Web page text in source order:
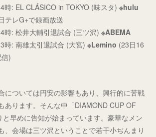
時: EL CLÁSICO in TOKYO (味スタ) ※hulu
テレG+で録画放送
時: 松井大輔引退試合 (三ツ沢) ※ABEMA
時: 南雄太引退試合 (大宮) ※Lemino (23日16
)
については円安の影響もあり、興行的に苦戦
あります。そんな中「DIAMOND CUP OF
と早めに告知が始まっています。豪華なメン
、会場は三ツ沢ということで若干小ぢんまり